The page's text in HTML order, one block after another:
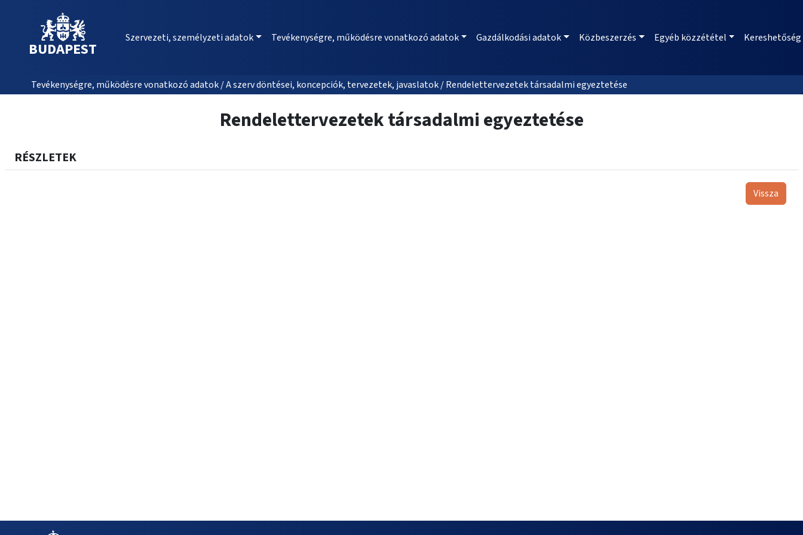
BUDAPEST
Szervezeti, személyzeti adatok Tevékenységre, működésre vonatkozó adatok Gazdálkodási adatok Közbeszerzés Egyéb közzététel Kereshetőség
Tevékenységre, működésre vonatkozó adatok / A szerv döntései, koncepciók, tervezetek, javaslatok / Rendelettervezetek társadalmi egyeztetése
Rendelettervezetek társadalmi egyeztetése
RÉSZLETEK
Vissza